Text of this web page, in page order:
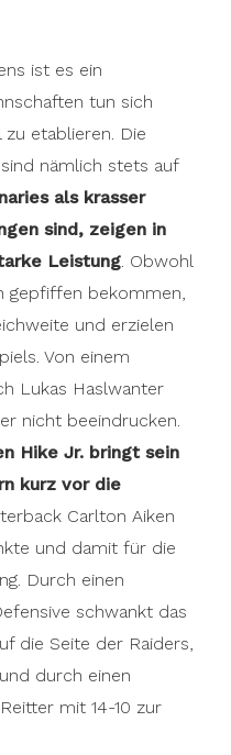
ist es ein
tun sich
etablieren. Die
nämlich stets auf
als krasser
sind, zeigen in
Leistung. Obwohl
gepfiffen bekommen,
und erzielen
Von einem
Lukas Haslwanter
nicht beeindrucken.
Hike Jr. bringt sein
kurz vor die
Carlton Aiken
und damit für die
Durch einen
schwankt das
die Seite der Raiders,
durch einen
mit 14-10 zur